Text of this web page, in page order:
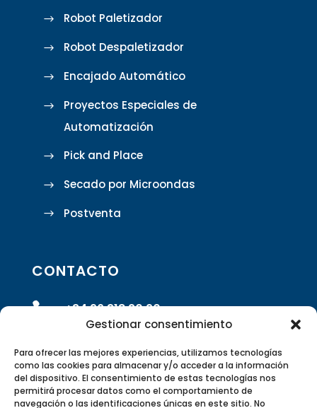
Gestionar consentimiento
Para ofrecer las mejores experiencias, utilizamos tecnologías
como las cookies para almacenar y/o acceder a la información
del dispositivo. El consentimiento de estas tecnologías nos
permitirá procesar datos como el comportamiento de
navegación o las identificaciones únicas en este sitio. No
Robot Paletizador
Robot Despaletizador
Encajado Automático
Proyectos Especiales de
Automatización
Pick and Place
Secado por Microondas
Postventa
CONTACTO
 +34 96 318 20 90
 info@rivasrobotics.com
 Envíanos un formulario